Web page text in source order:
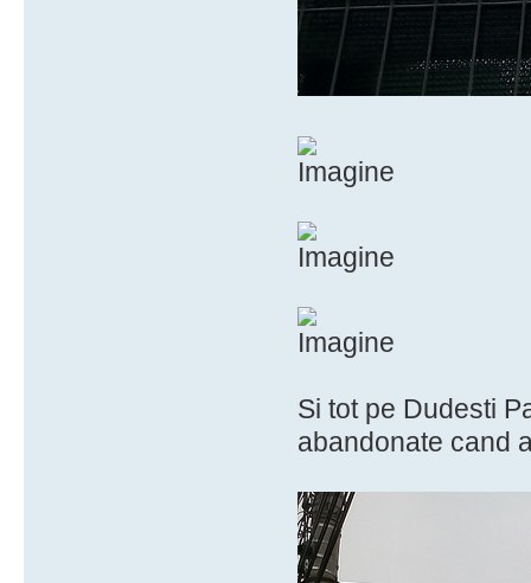
Si tot pe Dudesti
abandonate cand